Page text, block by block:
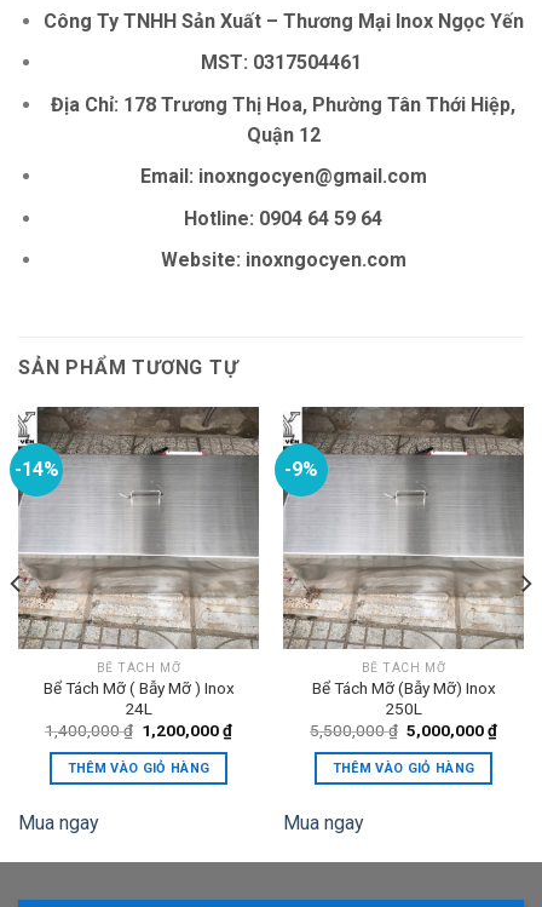
Công Ty TNHH Sản Xuất – Thương Mại Inox Ngọc Yến
MST: 0317504461
Địa Chỉ: 178 Trương Thị Hoa, Phường Tân Thới Hiệp,
Quận 12
Email: inoxngocyen@gmail.com
Hotline: 0904 64 59 64
Website: inoxngocyen.com
SẢN PHẨM TƯƠNG TỰ
-14%
BỂ TÁCH MỠ
Bể Tách Mỡ ( Bẫy Mỡ ) Inox
24L
1,400,000₫ Giá
gốc
là:
1,400,000 ₫.
1,200,000₫Giá
THÊM VÀO GIỎ HÀNG
Mua ngay
-9%
BỂ TÁCH MỠ
Bể Tách Mỡ (Bẫy Mỡ) Inox
250L
5,500,000₫ Giá
gốc
là:
5,500,000 ₫.
5,000,000₫Giá
THÊM VÀO GIỎ HÀNG
Mua ngay